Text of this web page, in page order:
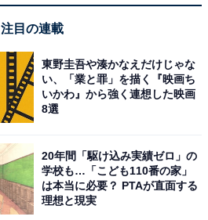
注目の連載
東野圭吾や湊かなえだけじゃな
い、「業と罪」を描く『映画ち
いかわ』から強く連想した映画
8選
20年間「駆け込み実績ゼロ」の
学校も…「こども110番の家」
は本当に必要？ PTAが直面する
理想と現実